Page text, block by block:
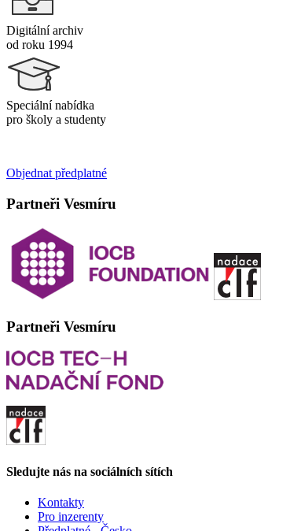
Digitální archiv
od roku 1994
Speciální nabídka
pro školy a studenty
Objednat předplatné
Partneři Vesmíru
Partneři Vesmíru
Sledujte nás na sociálních sítích
Kontakty
Pro inzerenty